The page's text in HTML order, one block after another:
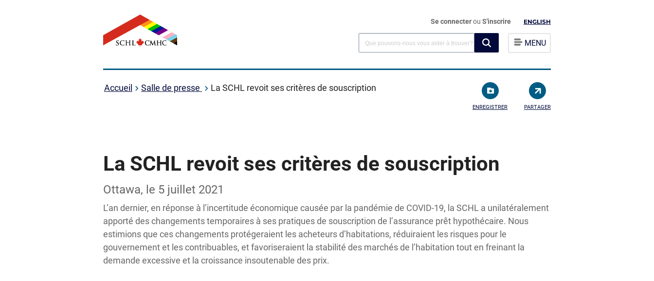
Se connecterou S'inscrire ENGLISH
MENU
Accueil Salle de presse La SCHL revoit ses critères de souscription
ENREGISTRER PARTAGER
La SCHL revoit ses critères de souscription
Ottawa, le 5 juillet 2021
L’an dernier, en réponse à l’incertitude économique causée par la pandémie de COVID-19, la SCHL a unilatéralement
apporté des changements temporaires à ses pratiques de souscription de l’assurance prêt hypothécaire. Nous
estimions que ces changements protégeraient les acheteurs d’habitations, réduiraient les risques pour le
gouvernement et les contribuables, et favoriseraient la stabilité des marchés de l’habitation tout en freinant la
demande excessive et la croissance insoutenable des prix.